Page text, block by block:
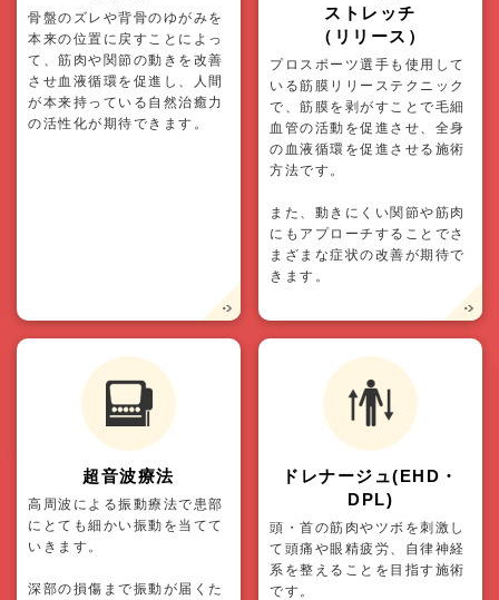
骨盤のズレや背骨のゆがみを
本来の位置に戻すことによっ
て、筋肉や関節の動きを改善
させ血液循環を促進し、人間
が本来持っている自然治癒力
の活性化が期待できます。
ストレッチ
（リリース）
プロスポーツ選手も使用して
いる筋膜リリーステクニック
で、筋膜を剥がすことで毛細
血管の活動を促進させ、全身
の血液循環を促進させる施術
方法です。
また、動きにくい関節や筋肉
にもアプローチすることでさ
まざまな症状の改善が期待で
きます。
超音波療法
高周波による振動療法で患部
にとても細かい振動を当てて
いきます。
深部の損傷まで振動が届くた
ドレナージュ(EHD・
DPL)
頭・首の筋肉やツボを刺激し
て頭痛や眼精疲労、自律神経
系を整えることを目指す施術
です。